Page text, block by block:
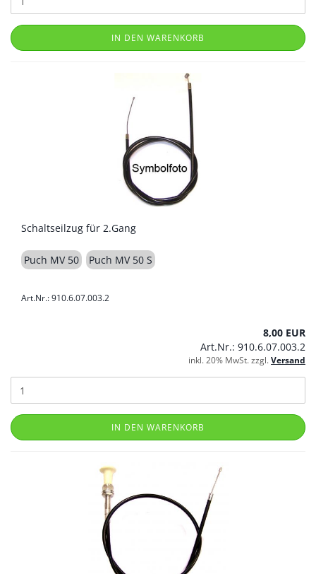
IN DEN WARENKORB
Schaltseilzug für 2.Gang
Puch MV 50 Puch MV 50 S
Art.Nr.: 910.6.07.003.2
8,00 EUR
Art.Nr.: 910.6.07.003.2
inkl. 20% MwSt. zzgl.Versand
IN DEN WARENKORB